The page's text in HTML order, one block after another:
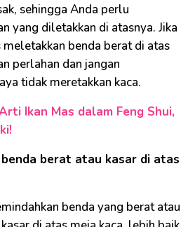
sehingga Anda perlu
yang diletakkan di atasnya. Jika
benda berat di atas
perlahan dan jangan
tidak meretakkan kaca.
Ikan Mas dalam Feng Shui,
berat atau kasar di atas
benda yang berat atau